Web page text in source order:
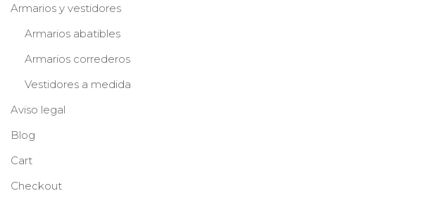
Armarios y vestidores
Armarios abatibles
Armarios correderos
Vestidores a medida
Aviso legal
Blog
Cart
Checkout